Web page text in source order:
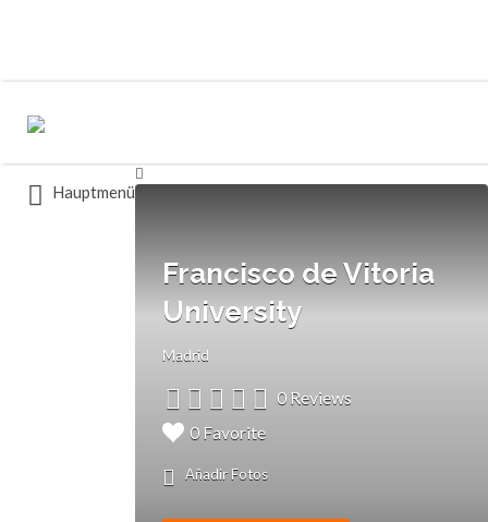
por:
Hauptmenü
Francisco de Vitoria
University
Madrid
0 Reviews
0 Favorite
Añadir Fotos